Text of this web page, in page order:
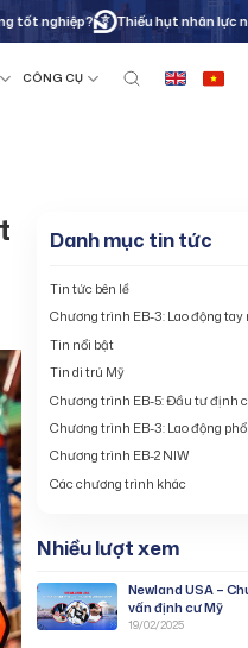
Thiếu hụt nhân lực ngành kỹ
CÔNG CỤ
Danh mục tin tức
Tin tức bên lề
Chương trình EB-3: Lao động tay
Tin nổi bật
Tin di trú Mỹ
Chương trình EB-5: Đầu tư định
Chương trình EB-3: Lao động
Chương trình EB-2 NIW
Các chương trình khác
Nhiều lượt xem
Newland USA –
vấn định cư Mỹ
19/02/2025